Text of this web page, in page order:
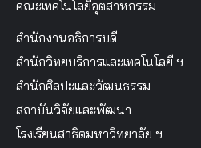
คณะเทคโนโลยีอุตสาหกรรม
สำนักงานอธิการบดี
สำนักวิทยบริการและเทคโนโลยี ฯ
สำนักศิลปะและวัฒนธรรม
สถาบันวิจัยและพัฒนา
โรงเรียนสาธิตมหาวิทยาลัย ฯ